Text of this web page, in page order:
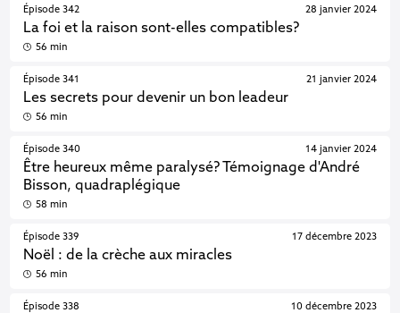
Épisode 342
La foi et la raison sont-elles compatibles?
28 janvier 2024
56 min
Épisode 341
Les secrets pour devenir un bon leadeur
21 janvier 2024
56 min
Épisode 340
Être heureux même paralysé? Témoignage d'André
Bisson, quadraplégique
14 janvier 2024
58 min
Épisode 339
Noël : de la crèche aux miracles
17 décembre 2023
56 min
Épisode 338 10 décembre 2023